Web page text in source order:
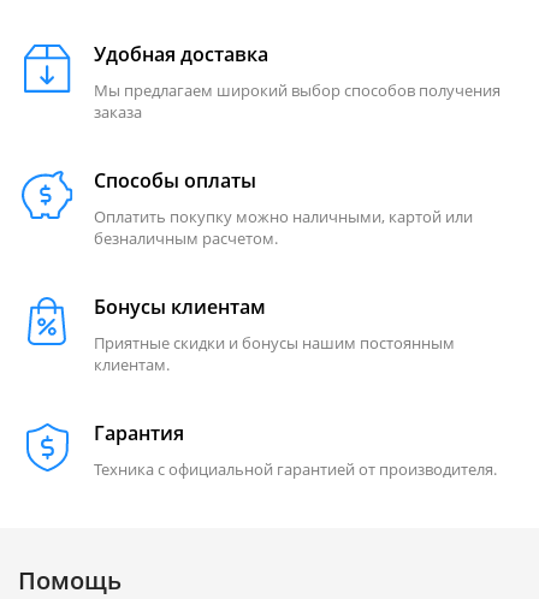
Удобная доставка
Мы предлагаем широкий выбор способов получения
заказа
Способы оплаты
Оплатить покупку можно наличными, картой или
безналичным расчетом.
Бонусы клиентам
Приятные скидки и бонусы нашим постоянным
клиентам.
Гарантия
Техника с официальной гарантией от производителя.
Помощь